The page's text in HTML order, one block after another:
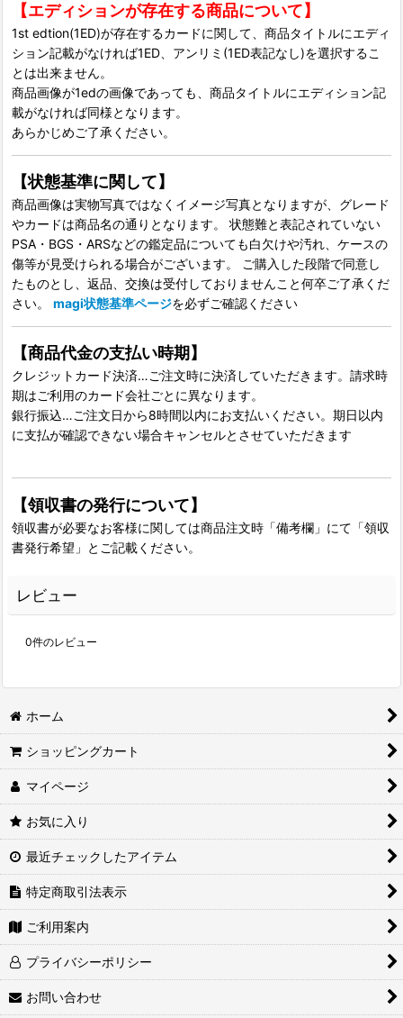
【エディションが存在する商品について】
1st edtion(1ED)が存在するカードに関して、商品タイトルにエディ
ション記載がなければ1ED、アンリミ(1ED表記なし)を選択するこ
とは出来ません。
商品画像が1edの画像であっても、商品タイトルにエディション記
載がなければ同様となります。
あらかじめご了承ください。
【状態基準に関して】
商品画像は実物写真ではなくイメージ写真となりますが、グレード
やカードは商品名の通りとなります。 状態難と表記されていない
PSA・BGS・ARSなどの鑑定品についても白欠けや汚れ、ケースの
傷等が見受けられる場合がございます。 ご購入した段階で同意し
たものとし、返品、交換は受付しておりませんこと何卒ご了承くだ
さい。 magi状態基準ページを必ずご確認ください
【商品代金の支払い時期】
クレジットカード決済…ご注文時に決済していただきます。請求時
期はご利用のカード会社ごとに異なります。
銀行振込…ご注文日から8時間以内にお支払いください。期日以内
に支払が確認できない場合キャンセルとさせていただきます
【領収書の発行について】
領収書が必要なお客様に関しては商品注文時「備考欄」にて「領収
書発行希望」とご記載ください。
レビュー
0件のレビュー
ホーム
ショッピングカート
マイページ
お気に入り
最近チェックしたアイテム
特定商取引法表示
ご利用案内
プライバシーポリシー
お問い合わせ